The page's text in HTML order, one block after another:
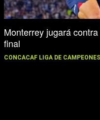
Monterrey jugará
final
CONCACAF LIGA DE CAMPEONES